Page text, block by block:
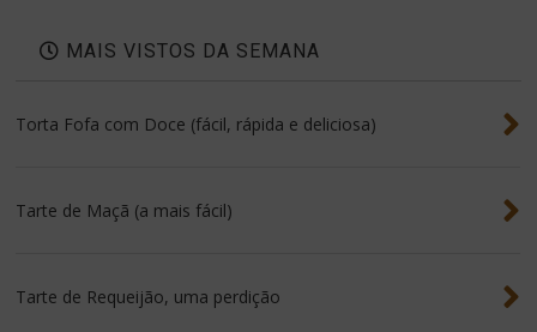
MAIS VISTOS DA SEMANA
Torta Fofa com Doce (fácil, rápida e deliciosa)
Tarte de Maçã (a mais fácil)
Tarte de Requeijão, uma perdição